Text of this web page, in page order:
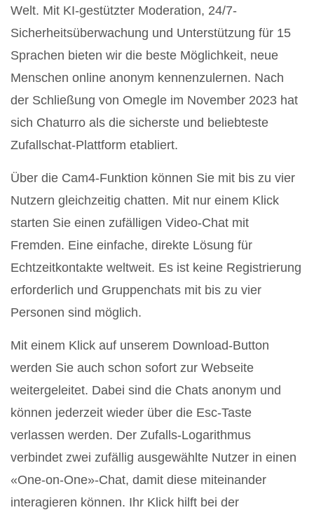
Welt. Mit KI-gestützter Moderation, 24/7-
Sicherheitsüberwachung und Unterstützung für 15
Sprachen bieten wir die beste Möglichkeit, neue
Menschen online anonym kennenzulernen. Nach
der Schließung von Omegle im November 2023 hat
sich Chaturro als die sicherste und beliebteste
Zufallschat-Plattform etabliert.
Über die Cam4-Funktion können Sie mit bis zu vier
Nutzern gleichzeitig chatten. Mit nur einem Klick
starten Sie einen zufälligen Video-Chat mit
Fremden. Eine einfache, direkte Lösung für
Echtzeitkontakte weltweit. Es ist keine Registrierung
erforderlich und Gruppenchats mit bis zu vier
Personen sind möglich.
Mit einem Klick auf unserem Download-Button
werden Sie auch schon sofort zur Webseite
weitergeleitet. Dabei sind die Chats anonym und
können jederzeit wieder über die Esc-Taste
verlassen werden. Der Zufalls-Logarithmus
verbindet zwei zufällig ausgewählte Nutzer in einen
«One-on-One»-Chat, damit diese miteinander
interagieren können. Ihr Klick hilft bei der